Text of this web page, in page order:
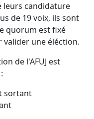
leurs candidature
de 19 voix, ils sont
quorum est fixé
une éléction.
de l'AFUJ est
sortant